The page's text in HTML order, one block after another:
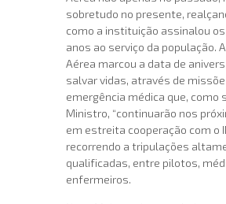
sobretudo no presente,
como a instituição assinalou
anos ao serviço da população.
Aérea marcou a data de
salvar vidas, através de
emergência médica que, como
Ministro, “continuarão nos
em estreita cooperação com o
recorrendo a tripulações
qualificadas, entre pilotos,
enfermeiros.